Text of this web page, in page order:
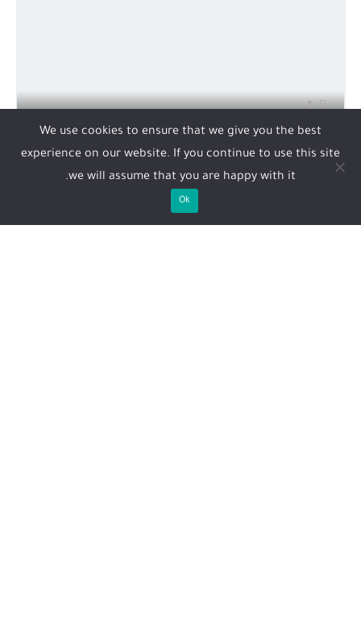
1
78,000 ريال
أسود
We use cookies to ensure that we give you the best
experience on our website. If you continue to use this site
we will assume that you are happy with it.
Ok